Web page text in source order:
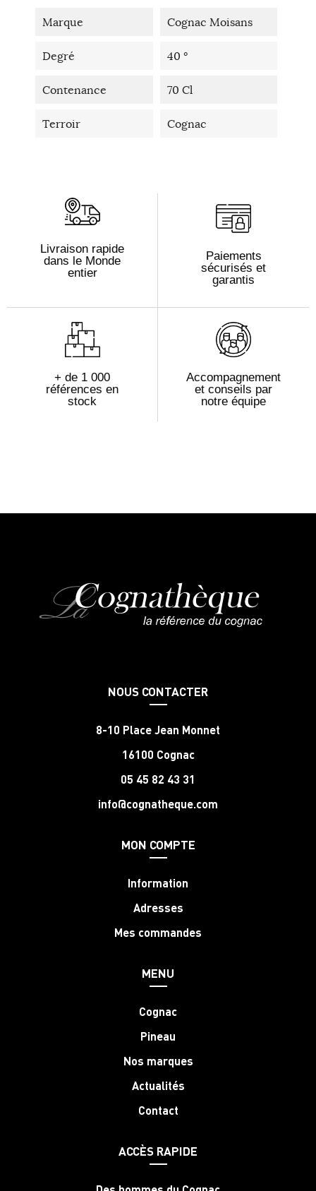
Marque Cognac Moisans
Degré 40 °
Contenance 70 Cl
Terroir Cognac
Livraison rapide
dans le Monde
entier
Paiements
sécurisés et
garantis
+ de 1 000
références en
stock
Accompagnement
et conseils par
notre équipe
NOUS CONTACTER
8-10 Place Jean Monnet
16100 Cognac
05 45 82 43 31
info@cognatheque.com
MON COMPTE
Information
Adresses
Mes commandes
MENU
Cognac
Pineau
Nos marques
Actualités
Contact
ACCÈS RAPIDE